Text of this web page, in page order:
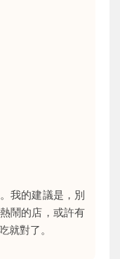
我的建議是，別
鬧的店，或許有
就對了。